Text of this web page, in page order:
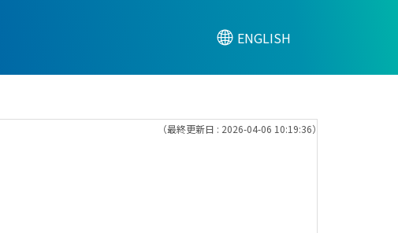
ENGLISH
（最終更新日 : 2026-04-06 10:19:36）